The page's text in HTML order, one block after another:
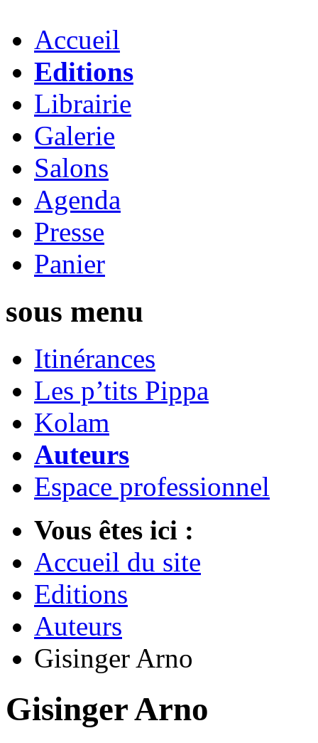
Accueil
Editions
Librairie
Galerie
Salons
Agenda
Presse
Panier
sous menu
Itinérances
Les p’tits Pippa
Kolam
Auteurs
Espace professionnel
Vous êtes ici :
Accueil du site
Editions
Auteurs
Gisinger Arno
Gisinger Arno